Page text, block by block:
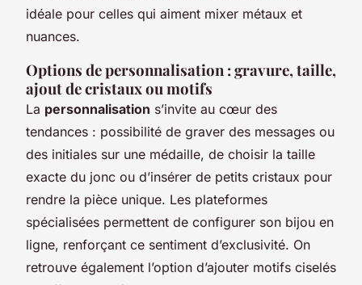
idéale pour celles qui aiment mixer métaux et
nuances.
Options de personnalisation : gravure, taille,
ajout de cristaux ou motifs
La personnalisation s’invite au cœur des
tendances : possibilité de graver des messages ou
des initiales sur une médaille, de choisir la taille
exacte du jonc ou d’insérer de petits cristaux pour
rendre la pièce unique. Les plateformes
spécialisées permettent de configurer son bijou en
ligne, renforçant ce sentiment d’exclusivité. On
retrouve également l’option d’ajouter motifs ciselés